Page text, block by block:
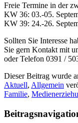
Freie Termine in der
KW 36: 03.-05.
KW 39: 24.-26.
Sollten Sie Interesse
Sie gern Kontakt mit
oder Telefon 0391 /
Dieser Beitrag wurde
Aktuell, Allgemein
Familie,